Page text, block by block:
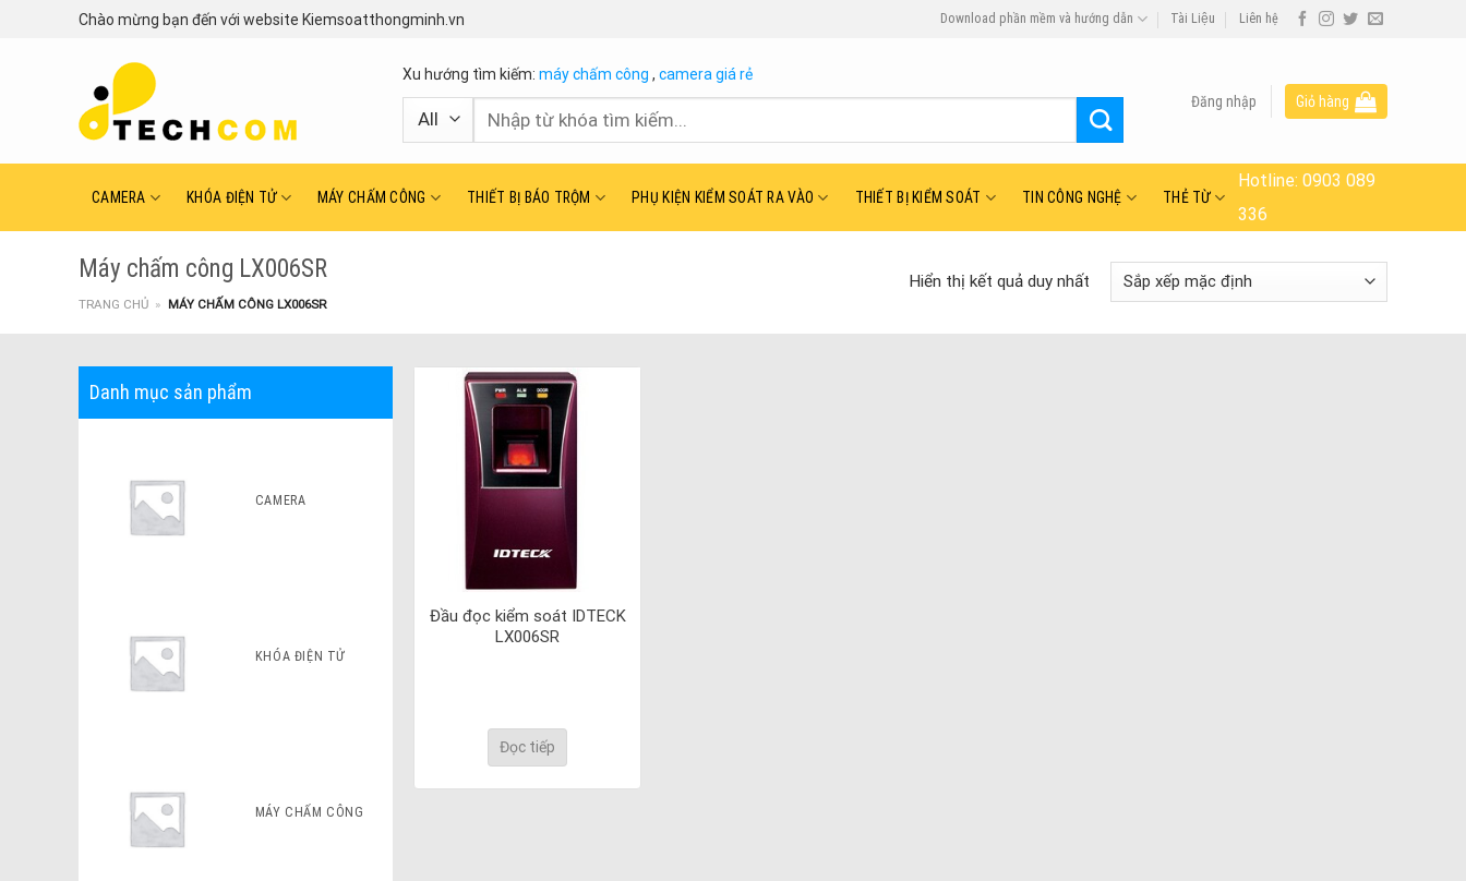
Chào mừng bạn đến với website Kiemsoatthongminh.vn Download phần mềm và hướng dẫn Tài Liệu Liên hệ
Xu hướng tìm kiếm: máy chấm công , camera giá rẻ
Tìm
Đăng nhập Giỏ hàng
CAMERA KHÓA ĐIỆN TỬ MÁY CHẤM CÔNG THIẾT BỊ BÁO TRỘM PHỤ KIỆN KIỂM SOÁT RA VÀO THIẾT BỊ KIỂM SOÁT TIN CÔNG NGHỆ THẺ TỪ
Hotline:0903 089
336
Máy chấm công LX006SR
TRANG CHỦ » MÁY CHẤM CÔNG LX006SR
Hiển thị kết quả duy nhất
Danh mục sản phẩm
CAMERA
KHÓA ĐIỆN TỬ
MÁY CHẤM CÔNG
Đầu đọc kiểm soát IDTECK
LX006SR
Đọc tiếp